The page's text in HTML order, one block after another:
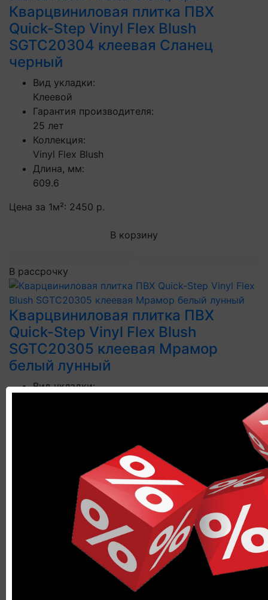
Кварцвиниловая плитка ПВХ
Quick-Step Vinyl Flex Blush
SGTC20304 клеевая Сланец
черный
Вид укладки:
Клеевой
Гарантия производителя:
25 лет
Коллекция:
Vinyl Flex Blush
Длина, мм:
609.6
Цена за 1м²: 2450 р.
В корзину
В рассрочку
Кварцвиниловая плитка ПВХ
Quick-Step Vinyl Flex Blush
SGTC20305 клеевая Мрамор
белый лунный
Вид укладки:
Длина, мм:
2450 р.
В корзину